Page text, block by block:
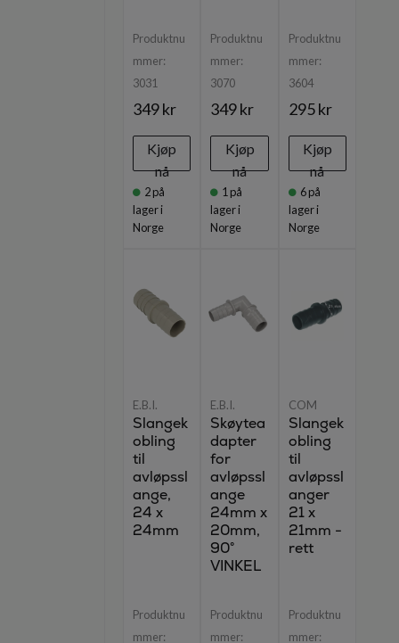
Produktnu
mmer:
3031
349 kr
Kjøp
nå
2på
lager i
Norge
Produktnu
mmer:
3070
349 kr
Kjøp
nå
1 på
lager i
Norge
Produktnu
mmer:
3604
295 kr
Kjøp
nå
6 på
lager i
Norge
E.B.I.
Slangek
obling
til
avløpssl
ange,
24 x
24mm
Produktnu
mmer:
E.B.I.
Skøytea
dapter
for
avløpssl
ange
24mm x
20mm,
90°
VINKEL
Produktnu
mmer:
COM
Slangek
obling
til
avløpssl
anger
21 x
21mm -
rett
Produktnu
mmer: